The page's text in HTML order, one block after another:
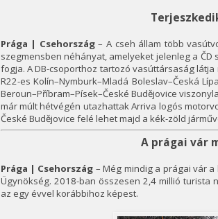
Prága | Csehország– A cseh állam több
szegmensben néhányat, amelyeket jelenleg a ČD
fogja. A DB-csoporthoz tartozó vasúttársaság
R22-es Kolín–Nymburk–Mladá Boleslav–Česká
Beroun–Příbram–Písek–České Budějovice
már múlt hétvégén utazhattak Arriva logós
České Budějovice felé lehet majd a kék-zöld
A prágai vár
Prága | Csehország – Még mindig a prágai vár
Ügynökség. 2018-ban összesen 2,4 millió turista
az egy évvel korábbihoz képest.